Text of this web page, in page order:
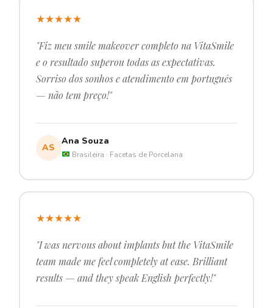
★★★★★
"Fiz meu smile makeover completo na VitaSmile
e o resultado superou todas as expectativas.
Sorriso dos sonhos e atendimento em português
— não tem preço!"
AS
Ana Souza
Brasileira · Facetas de Porcelana
★★★★★
"I was nervous about implants but the VitaSmile
team made me feel completely at ease. Brilliant
results — and they speak English perfectly!"